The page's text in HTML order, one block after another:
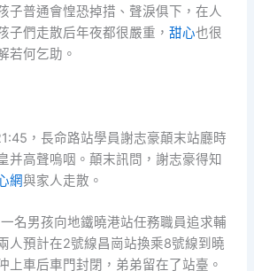
子普通會惶恐掉措、聲淚俱下，在人
子們走散后年夜都很嚴重，甜心也很
若何乞助。
，長命路站學員謝志豪顛末站廳時
并高聲嗚咽。顛末訊問，謝志豪得知
網與家人走散。
男孩向地鐵曉港站任務職員追求輔
人預計在2號線昌崗站換乘8號線到曉
上車后車門封閉，弟弟留在了站臺。